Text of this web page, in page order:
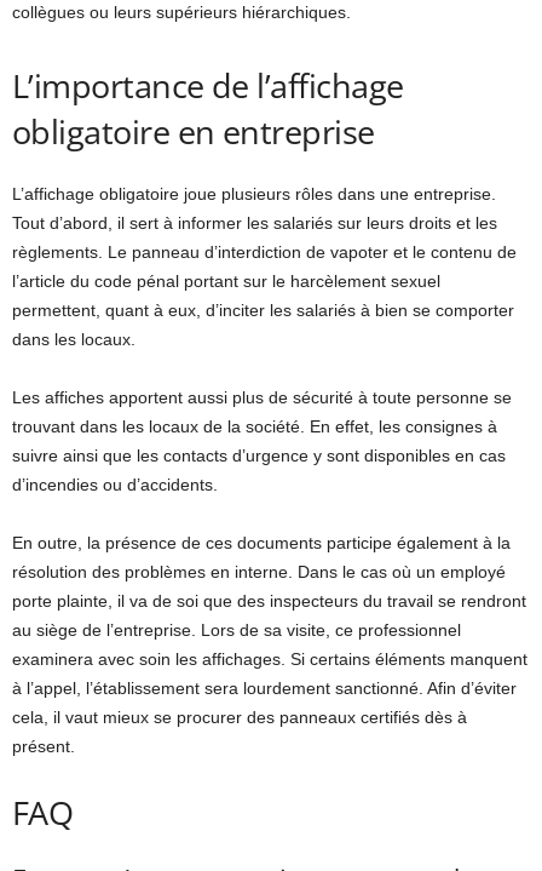
collègues ou leurs supérieurs hiérarchiques.
L’importance de l’affichage
obligatoire en entreprise
L’affichage obligatoire joue plusieurs rôles dans une entreprise.
Tout d’abord, il sert à informer les salariés sur leurs droits et les
règlements. Le panneau d’interdiction de vapoter et le contenu de
l’article du code pénal portant sur le harcèlement sexuel
permettent, quant à eux, d’inciter les salariés à bien se comporter
dans les locaux.
Les affiches apportent aussi plus de sécurité à toute personne se
trouvant dans les locaux de la société. En effet, les consignes à
suivre ainsi que les contacts d’urgence y sont disponibles en cas
d’incendies ou d’accidents.
En outre, la présence de ces documents participe également à la
résolution des problèmes en interne. Dans le cas où un employé
porte plainte, il va de soi que des inspecteurs du travail se rendront
au siège de l’entreprise. Lors de sa visite, ce professionnel
examinera avec soin les affichages. Si certains éléments manquent
à l’appel, l’établissement sera lourdement sanctionné. Afin d’éviter
cela, il vaut mieux se procurer des panneaux certifiés dès à
présent.
FAQ